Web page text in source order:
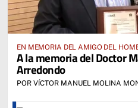
EN MEMORIA DEL AMIGO DEL
A la memoria del Doctor Manuel Bujaldón
Arredondo
POR VÍCTOR MANUEL MOLINA